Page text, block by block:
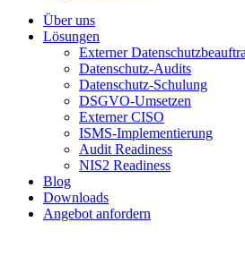
Über uns
Lösungen
Externer
Datenschutz-Audits
Datenschutz-Schulung
DSGVO-Umsetzen
Externer CISO
ISMS-Implementierung
Audit Readiness
NIS2 Readiness
Blog
Downloads
Angebot anfordern